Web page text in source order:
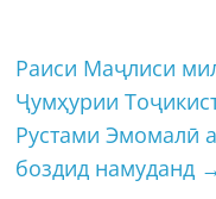
Раиси Маҷлиси
Ҷумҳурии
Рустами Эмомалӣ
боздид намуданд